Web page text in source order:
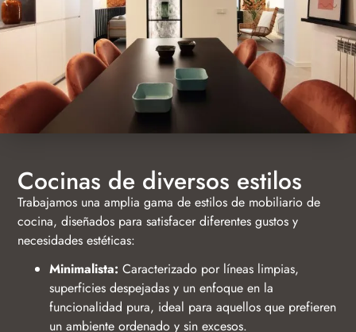
Cocinas de diversos estilos
Trabajamos una amplia gama de estilos de mobiliario de
cocina, diseñados para satisfacer diferentes gustos y
necesidades estéticas:
Minimalista: Caracterizado por líneas limpias,
superficies despejadas y un enfoque en la
funcionalidad pura, ideal para aquellos que prefieren
un ambiente ordenado y sin excesos.